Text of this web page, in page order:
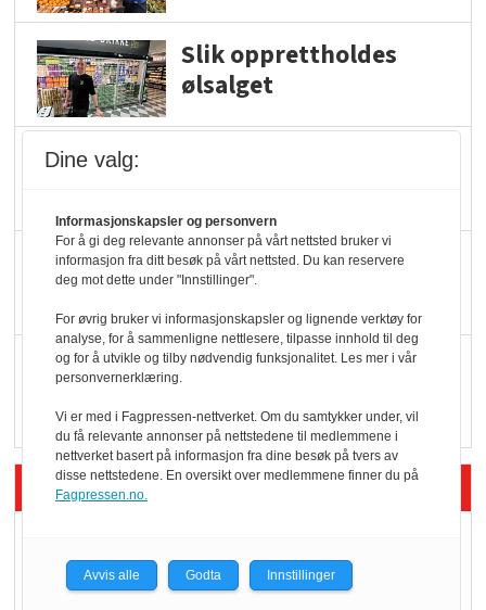
Slik opprettholdes
ølsalget
KI lager mat i butikken
Q passerte 1 milliard i
Siste artikler - Økologisk
yoghurt: Trues av
Dine valg:
Informasjonskapsler og personvern
For å gi deg relevante annonser på vårt nettsted bruker vi
informasjon fra ditt besøk på vårt nettsted. Du kan reservere
deg mot dette under "Innstillinger".
For øvrig bruker vi informasjonskapsler og lignende verktøy for
analyse, for å sammenligne nettlesere, tilpasse innhold til deg
og for å utvikle og tilby nødvendig funksjonalitet. Les mer i vår
personvernerklæring.
Vi er med i Fagpressen-nettverket. Om du samtykker under, vil
du få relevante annonser på nettstedene til medlemmene i
nettverket basert på informasjon fra dine besøk på tvers av
disse nettstedene. En oversikt over medlemmene finner du på
Fagpressen.no.
Avvis alle Godta Innstillinger